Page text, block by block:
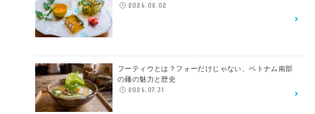
2026.08.02
フーティウとは？フォーだけじゃない、ベトナム南部
の麺の魅力と歴史
2026.07.31